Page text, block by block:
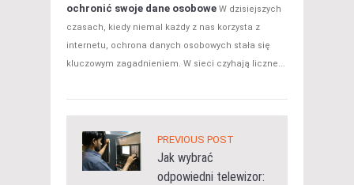
ochronić swoje dane osobowe W dzisiejszych
czasach, kiedy niemal każdy z nas korzysta z
internetu, ochrona danych osobowych stała się
kluczowym zagadnieniem. W sieci czyhają liczne...
PREVIOUS POST
Jak wybrać
odpowiedni telewizor: